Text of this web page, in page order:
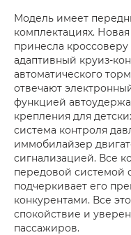
Модель имеет
комплектациях.
принесла кроссоверу
адаптивный круиз-
автоматического
отвечают
функцией
крепления для
система контроля
иммобилайзер
сигнализацией. Все
передовой системой
подчеркивает его
конкурентами. Все
спокойствие и
пассажиров.